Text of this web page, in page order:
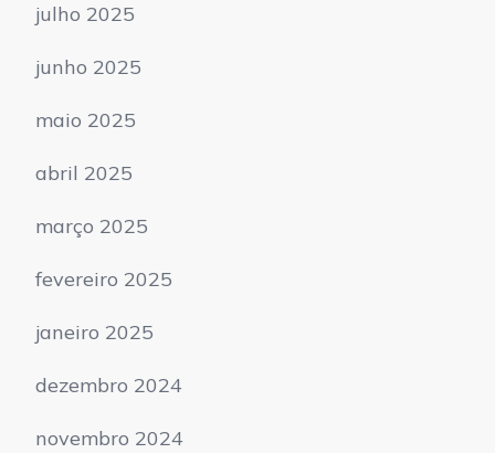
julho 2025
junho 2025
maio 2025
abril 2025
março 2025
fevereiro 2025
janeiro 2025
dezembro 2024
novembro 2024